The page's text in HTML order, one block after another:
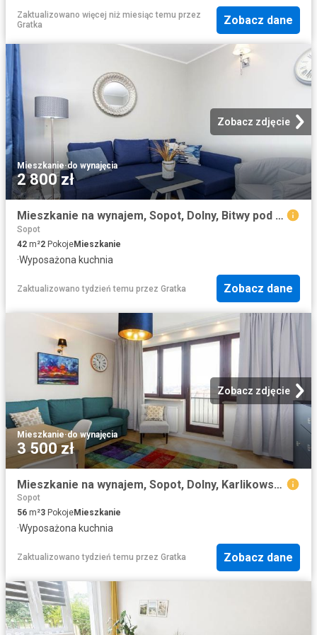
Zaktualizowano więcej niż miesiąc temu przez
Gratka
Zobacz dane
Zobacz zdjęcie
Mieszkanie·do wynajęcia
2 800 zł
Mieszkanie na wynajem, Sopot, Dolny, Bitwy pod Płowcami
Sopot
42 m²2 PokojeMieszkanie
·Wyposażona kuchnia
Zaktualizowano tydzień temu przez Gratka Zobacz dane
Zobacz zdjęcie
Mieszkanie·do wynajęcia
3 500 zł
Mieszkanie na wynajem, Sopot, Dolny, Karlikowska
Sopot
56 m²3 PokojeMieszkanie
·Wyposażona kuchnia
Zaktualizowano tydzień temu przez Gratka Zobacz dane